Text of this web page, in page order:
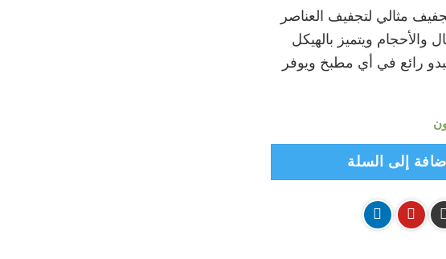
هو:
₪79.00.
هو:
₪49.00.
مثالي لتجفيف العناصر
والأحجام ويتميز بالهيكل
رائع في أي مطبخ ويوفر
إضافة إلى السلة